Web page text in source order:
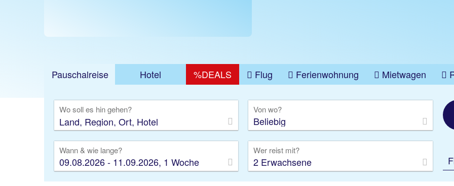
Pauschalreise Hotel %DEALS Flug Ferienwohnung Mietwagen
Wo soll es hin gehen? Von wo?
Beliebig
Wann & wie lange?
09.08.2026 - 11.09.2026, 1 Woche
Wer reist mit?
2 Erwachsene